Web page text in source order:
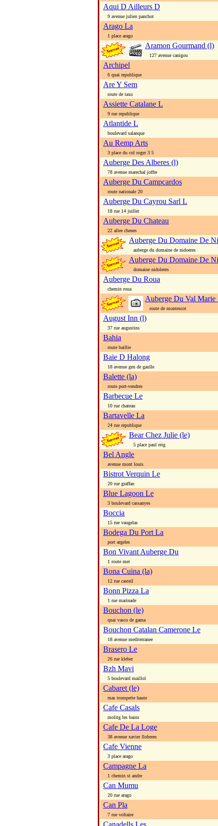
Aqui D Ailleurs D
9 avenue julien panchot
Arago La
1 place arago
Aramon Gourmand (l)
127 avenue canigou
Archipel
6 quai republique
Are Y Sem
route de taxo
Assiette Catalane L
9 rue republique
Atlantide L
boulevard salanque
Au Remp Arts
3 place du col roger 3 5
Auberge Des Alberes (l)
78 avenue marechal joffre
Auberge Du Campcardos
route nationale 20
Auberge Du Cayrou Sarl L
18 rue 14 juillet
Auberge Du Chateau
22 allee chenes
Auberge Du Domaine De
auberge du domaine de nidoeres
Auberge Du Domaine De
domaine nidoleres
Auberge Du Roua
chemin roua
Auberge Du Val Marie
route de montescot
August Inn (l)
37 rue augustins
Bahia
route baillie
Baie D Halong
18 avenue gen de gaulle
Balette (la)
route port-vendres
Barbecue Le
10 rue chateau
Bartavelle La
24 rue republique
Bear Chez Julie (le)
5 place paul reig
Bel Angle
avenue mont louis
Bistrot Verquin Le
20 rue graffan
Blue Lagoon Le
3 boulevard cassanyes
Boccia
15 rue vaugelas
Bodega Du Port La
port argeles
Bon Vivant Auberge Du
1 route mer
Bona Cuina (la)
12 rue casteil
Bonn Pizza La
1 rue marinade
Bouchon (le)
quai vasco de gama
Bouchon Catalan Camerone Le
18 avenue mediterranee
Brasero Le
26 rue kleber
Bzh Mavi
5 boulevard maillol
Cabaret (le)
mas trompette haute
Cafe Casals
molitg les bains
Cafe De La Loge
38 avenue xavier lloberes
Cafe Vienne
3 place arago
Campagne La
1 chemin st andre
Can Mumu
20 rue arago
Can Pla
7 rue voltaire
Canadells Les